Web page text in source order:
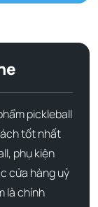
pickleball
tốt nhất
phụ kiện
cửa hàng uỷ
là chính